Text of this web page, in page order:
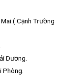
Cạnh Trường
Dương.
Phòng.